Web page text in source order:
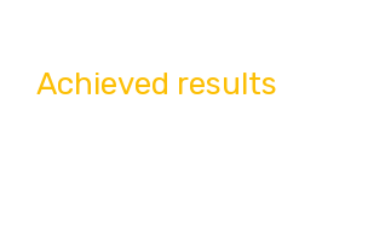
Achieved results